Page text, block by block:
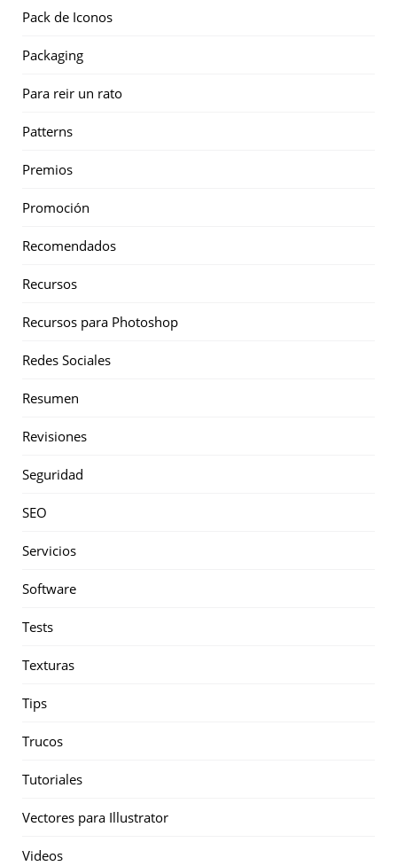
Pack de Iconos
Packaging
Para reir un rato
Patterns
Premios
Promoción
Recomendados
Recursos
Recursos para Photoshop
Redes Sociales
Resumen
Revisiones
Seguridad
SEO
Servicios
Software
Tests
Texturas
Tips
Trucos
Tutoriales
Vectores para Illustrator
Videos